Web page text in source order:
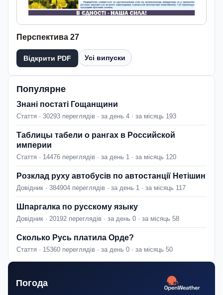
Перспектива 27
Відкрити PDF Усі випуски
Популярне
Знані постаті Гощанщини
Стаття · 30293 переглядів · за день 4 · за місяць 193
Таблицы табели о рангах в Российской
империи
Стаття · 14476 переглядів · за день 1 · за місяць 120
Розклад руху автобусів по автостанції Нетішин
Довідник · 384904 переглядів · за день 1 · за місяць 117
Шпаргалка по русскому языку
Довідник · 20192 переглядів · за день 0 · за місяць 58
Сколько Русь платила Орде?
Стаття · 15360 переглядів · за день 0 · за місяць 50
Погода